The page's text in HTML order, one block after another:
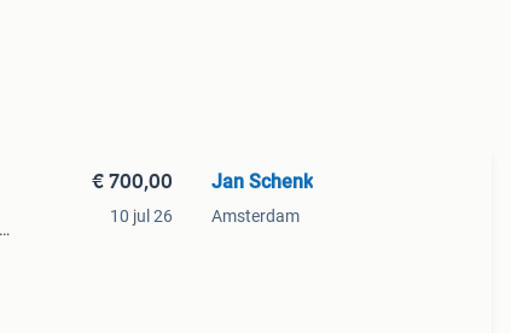
€ 700,00
10 jul 26
Jan Schenk
Amsterdam